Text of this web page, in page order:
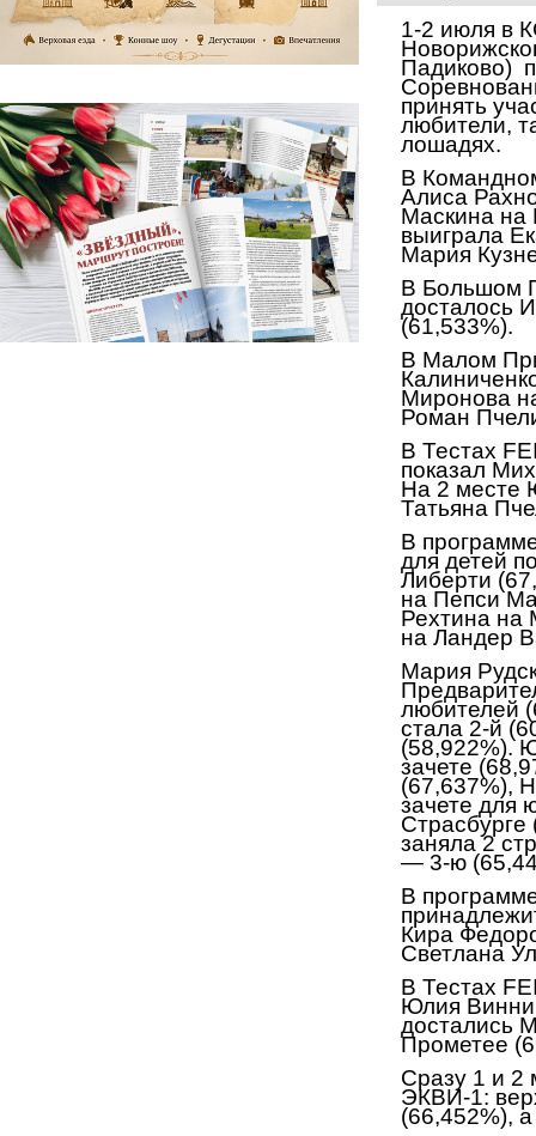
1-2 июля в
Падиково)
принять
любители,
лошадях.
В
Алиса
Маскина на
выиграла
Мария
В Большом
досталось
(61,533%).
В Малом
Миронова
Роман
В Тестах
показал
На 2 месте
Татьяна
В
для детей
Либерти
на Пепси
Рехтина на
на Ландер
Мария
любителей
стала 2-й
(58,922%).
зачете
(67,637%),
зачете для
заняла 2
— 3-ю
В
Кира
Светлана
В Тестах
Юлия
достались
Прометее
Сразу 1 и 2
ЭКВИ-1:
(66,452%),